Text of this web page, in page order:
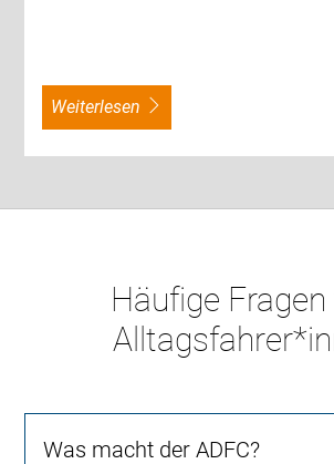
weiterlesen
Häufige Fragen
Was macht der ADFC?